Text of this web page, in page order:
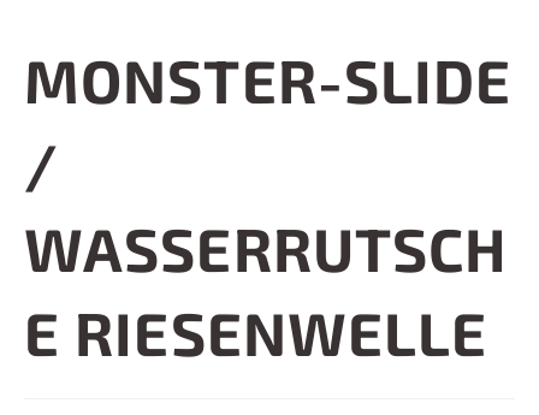
MONSTER-SLIDE
/
WASSERRUTSCH
E RIESENWELLE